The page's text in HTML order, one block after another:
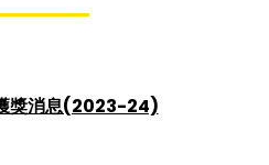
獎消息(2023-24)